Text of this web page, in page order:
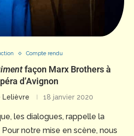
Compte rendu
façon Marx Brothers à
d’Avignon
Lelièvre 18 janvier 2020
les dialogues, rappelle la
Pour notre mise en scène, nous